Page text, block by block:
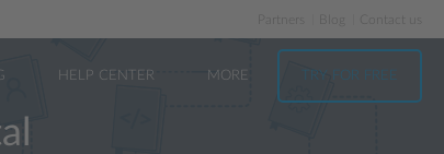
Partners
HELP CENTER MORE TRY FOR FREE